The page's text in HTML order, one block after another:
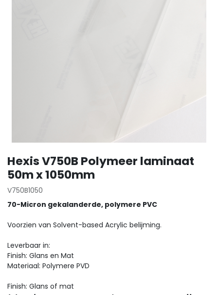
Hexis V750B Polymeer laminaat
50m x 1050mm
V750B1050
70-Micron gekalanderde, polymere PVC
Voorzien van Solvent-based Acrylic belijming.
Leverbaar in:
Finish: Glans en Mat
Materiaal: Polymere PVD
Finish: Glans of mat